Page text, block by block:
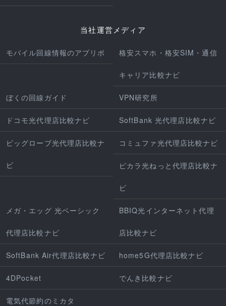
当社運営メディア
モバイル回線情報のアプリポ 格安スマホ・格安SIM・通信
キャリア比較ナビ
ぼくの回線ガイド VPN研究所
ドコモ光代理店比較ナビ SoftBank 光代理店比較ナビ
ビッグローブ光代理店比較ナ
ビ
コミュファ光代理店比較ナビ
ピカラ光ねっと代理店比較ナ
ビ
メガ・エッグ 光ベーシック
代理店比較ナビ
BBIQ光インターネット代理
店比較ナビ
SoftBank Air代理店比較ナビ home5G代理店比較ナビ
4DPocket でんき比較ナビ
電気代節約のミカタ